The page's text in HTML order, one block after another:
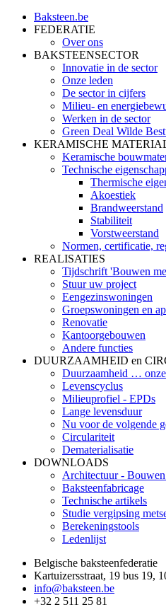
Baksteen.be
FEDERATIE
Over ons
BAKSTEENSECTOR
Innovatie in de sector
Onze leden
De sector in cijfers
Milieu- en
Werken in de sector
Green Deal Wilde
KERAMISCHE
Keramische
Technische
Thermische
Akoestiek
Brandweerstand
Stabiliteit
Vorstweerstand
Normen, certificatie,
REALISATIES
Tijdschrift 'Bouwen
Stuur uw project
Eengezinswoningen
Groepswoningen en
Renovatie
Kantoorgebouwen
Andere functies
DUURZAAMHEID en
Duurzaamheid … onze
Levenscyclus
Milieuprofiel - EPDs
Lange levensduur
Nu voor de volgende
Circulariteit
Dematerialisatie
DOWNLOADS
Architectuur - Bouwen
Baksteenfabricage
Technische artikels
Studie vergipsing
Berekeningstools
Ledenlijst
Belgische baksteenfederatie
Kartuizersstraat, 19 bus 19,
info@baksteen.be
+32 2 511 25 81